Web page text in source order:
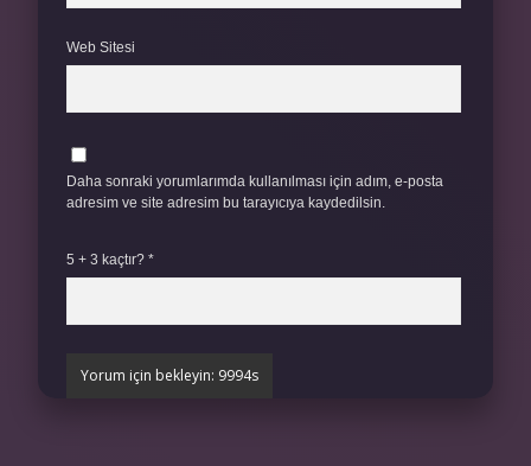
Web Sitesi
Daha sonraki yorumlarımda kullanılması için adım, e-posta
adresim ve site adresim bu tarayıcıya kaydedilsin.
5 + 3 kaçtır? *